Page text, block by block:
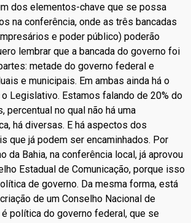
dos elementos-chave que se possa
na conferência, onde as três bancadas
e poder público) poderão
lembrar que a bancada do governo foi
metade do governo federal e
e municipais. Em ambas ainda há o
Legislativo. Estamos falando de 20% do
percentual no qual não há uma
há diversas. E há aspectos dos
que já podem ser encaminhados. Por
da Bahia, na conferência local, já aprovou
Estadual de Comunicação, porque isso
de governo. Da mesma forma, está
de um Conselho Nacional de
é política do governo federal, que se